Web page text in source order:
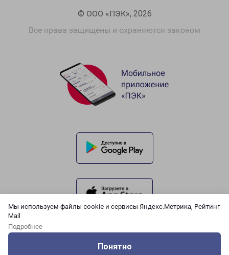
Мы используем файлы cookie и сервисы Яндекс.Метрика, Рейтинг
Mail
Подробнее
Понятно
© ООО «ПЭК», 2026
Все права защищены и охраняются законом